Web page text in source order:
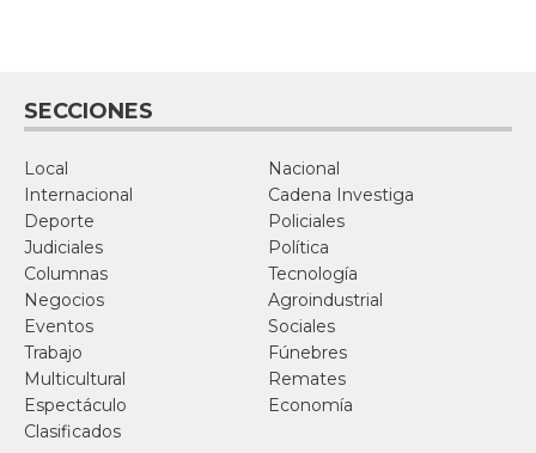
SECCIONES
Local
Nacional
Internacional
Cadena Investiga
Deporte
Policiales
Judiciales
Política
Columnas
Tecnología
Negocios
Agroindustrial
Eventos
Sociales
Trabajo
Fúnebres
Multicultural
Remates
Espectáculo
Economía
Clasificados